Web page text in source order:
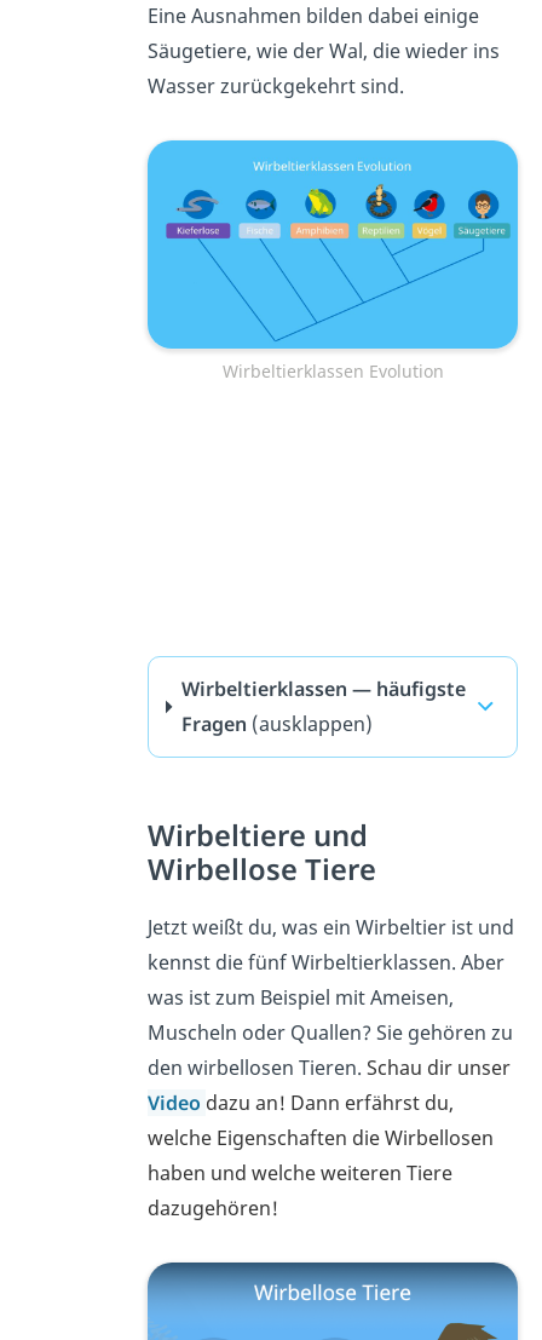
Eine Ausnahmen bilden dabei einige
Säugetiere, wie der Wal, die wieder ins
Wasser zurückgekehrt sind.
Wirbeltierklassen Evolution
Wirbeltierklassen — häufigste
Fragen (ausklappen)
Wirbeltiere und
Wirbellose Tiere
Jetzt weißt du, was ein Wirbeltier ist und
kennst die fünf Wirbeltierklassen. Aber
was ist zum Beispiel mit Ameisen,
Muscheln oder Quallen? Sie gehören zu
den wirbellosen Tieren. Schau dir unser
Video dazu an! Dann erfährst du,
welche Eigenschaften die Wirbellosen
haben und welche weiteren Tiere
dazugehören!